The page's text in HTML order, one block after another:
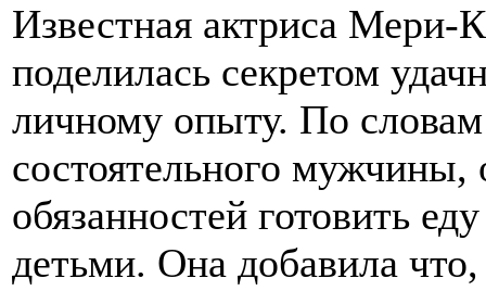
Известная актриса Мери-
поделилась секретом
личному опыту. По
состоятельного мужчины,
обязанностей готовить
детьми. Она добавила